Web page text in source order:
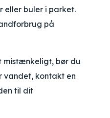
eller buler i parket.
på
mistænkeligt, bør du
vandet, kontakt en
til dit